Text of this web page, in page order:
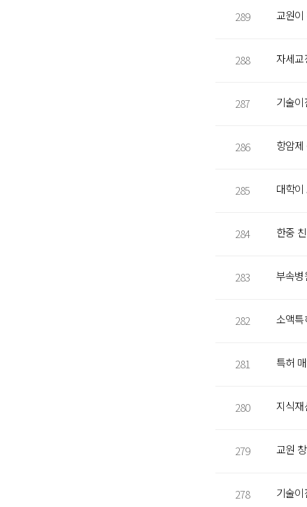
289
288 자세교
287
286 항암
285 대학
284
283 부속병
282 소액특
281
280 지식재
279 교원
278 기술이